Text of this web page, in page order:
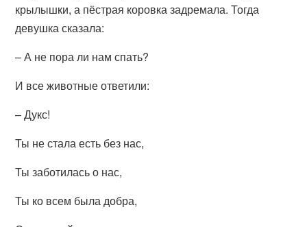
крылышки, а пёстрая коровка задремала. Тогда
девушка сказала:
– А не пора ли нам спать?
И все животные ответили:
– Дукс!
Ты не стала есть без нас,
Ты заботилась о нас,
Ты ко всем была добра,